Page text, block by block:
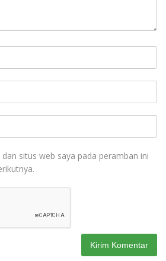
situs web saya pada peramban ini